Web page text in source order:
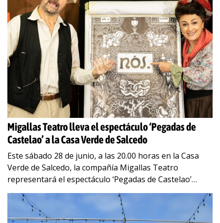
Migallas Teatro lleva el espectáculo ‘Pegadas de
Castelao’ a la Casa Verde de Salcedo
Este sábado 28 de junio, a las 20.00 horas en la Casa
Verde de Salcedo, la compañía Migallas Teatro
representará el espectáculo ‘Pegadas de Castelao’
dentro de las actividades organizadas…